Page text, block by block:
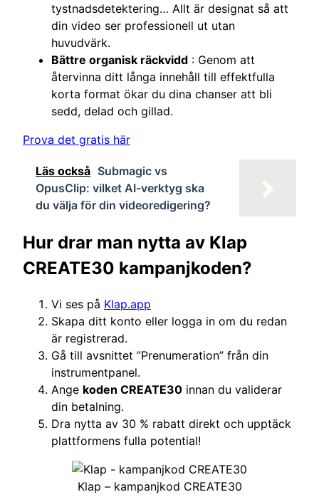
tystnadsdetektering… Allt är designat så att
din video ser professionell ut utan
huvudvärk.
Bättre organisk räckvidd : Genom att
återvinna ditt långa innehåll till effektfulla
korta format ökar du dina chanser att bli
sedd, delad och gillad.
Prova det gratis här
Läs också Submagic vs
OpusClip: vilket AI-verktyg ska
du välja för din videoredigering?
Hur drar man nytta av Klap
CREATE30 kampanjkoden?
Vi ses på Klap.app
Skapa ditt konto eller logga in om du redan
är registrerad.
Gå till avsnittet ”Prenumeration” från din
instrumentpanel.
Ange koden CREATE30 innan du validerar
din betalning.
Dra nytta av 30 % rabatt direkt och upptäck
plattformens fulla potential!
Klap – kampanjkod CREATE30